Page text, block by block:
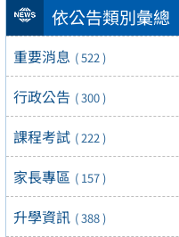
依公告類別彙總
重要消息 ( 522 )
行政公告 ( 300 )
課程考試 ( 222 )
家長專區 ( 157 )
升學資訊 ( 388 )